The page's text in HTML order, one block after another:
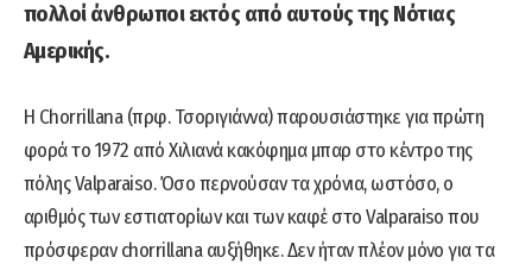
πολλοί άνθρωποι εκτός από αυτούς της Νότιας
Αμερικής.
Η Chorrillana (πρφ. Τσοριγιάννα) παρουσιάστηκε για πρώτη
φορά το 1972 από Χιλιανά κακόφημα μπαρ στο κέντρο της
πόλης Valparaiso. Όσο περνούσαν τα χρόνια, ωστόσο, ο
αριθμός των εστιατορίων και των καφέ στο Valparaiso που
πρόσφεραν chorrillana αυξήθηκε. Δεν ήταν πλέον μόνο για τα